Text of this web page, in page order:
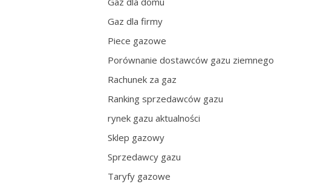
Gaz dla firmy
Piece gazowe
Porównanie dostawców gazu ziemnego
Rachunek za gaz
Ranking sprzedawców gazu
rynek gazu aktualności
Sklep gazowy
Sprzedawcy gazu
Taryfy gazowe